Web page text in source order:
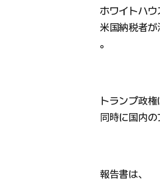
ホワイトハウ
米国納税者
。
トランプ政
同時に国内の
報告書は、